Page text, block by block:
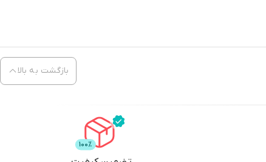
بازگشت به بالا